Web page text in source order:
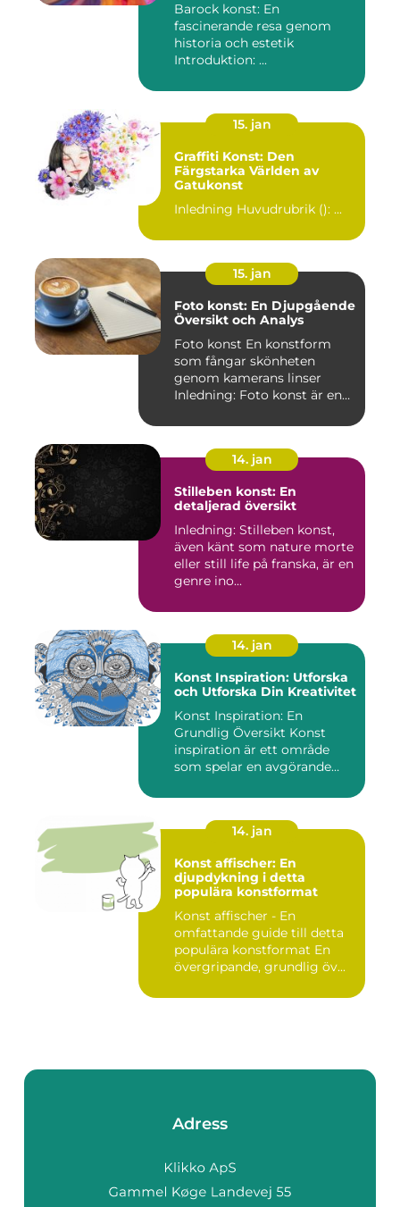
Barock konst: En
fascinerande resa genom
historia och estetik
Introduktion: ...
15. jan
Graffiti Konst: Den
Färgstarka Världen av
Gatukonst
Inledning Huvudrubrik (): ...
15. jan
Foto konst: En Djupgående
Översikt och Analys
Foto konst En konstform
som fångar skönheten
genom kamerans linser
Inledning: Foto konst är en
14. jan
Stilleben konst: En
detaljerad översikt
Inledning: Stilleben konst,
även känt som nature morte
eller still life på franska, är en
genre ino...
14. jan
Konst Inspiration: Utforska
och Utforska Din Kreativitet
Konst Inspiration: En
Grundlig Översikt Konst
inspiration är ett område
som spelar en avgörande
14. jan
Konst affischer: En
djupdykning i detta
populära konstformat
Konst affischer - En
omfattande guide till detta
populära konstformat En
övergripande, grundlig öv...
Adress